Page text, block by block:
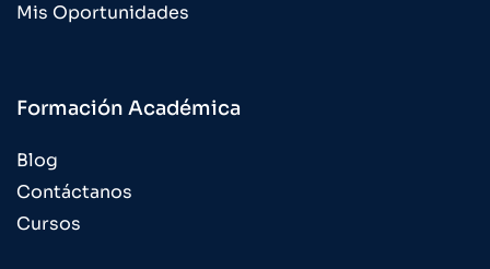
Mis Oportunidades
Formación Académica
Blog
Contáctanos
Cursos